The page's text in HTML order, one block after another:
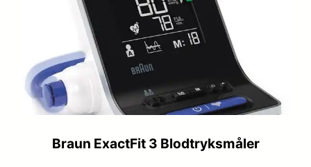
Braun ExactFit 3 Blodtryksmåler